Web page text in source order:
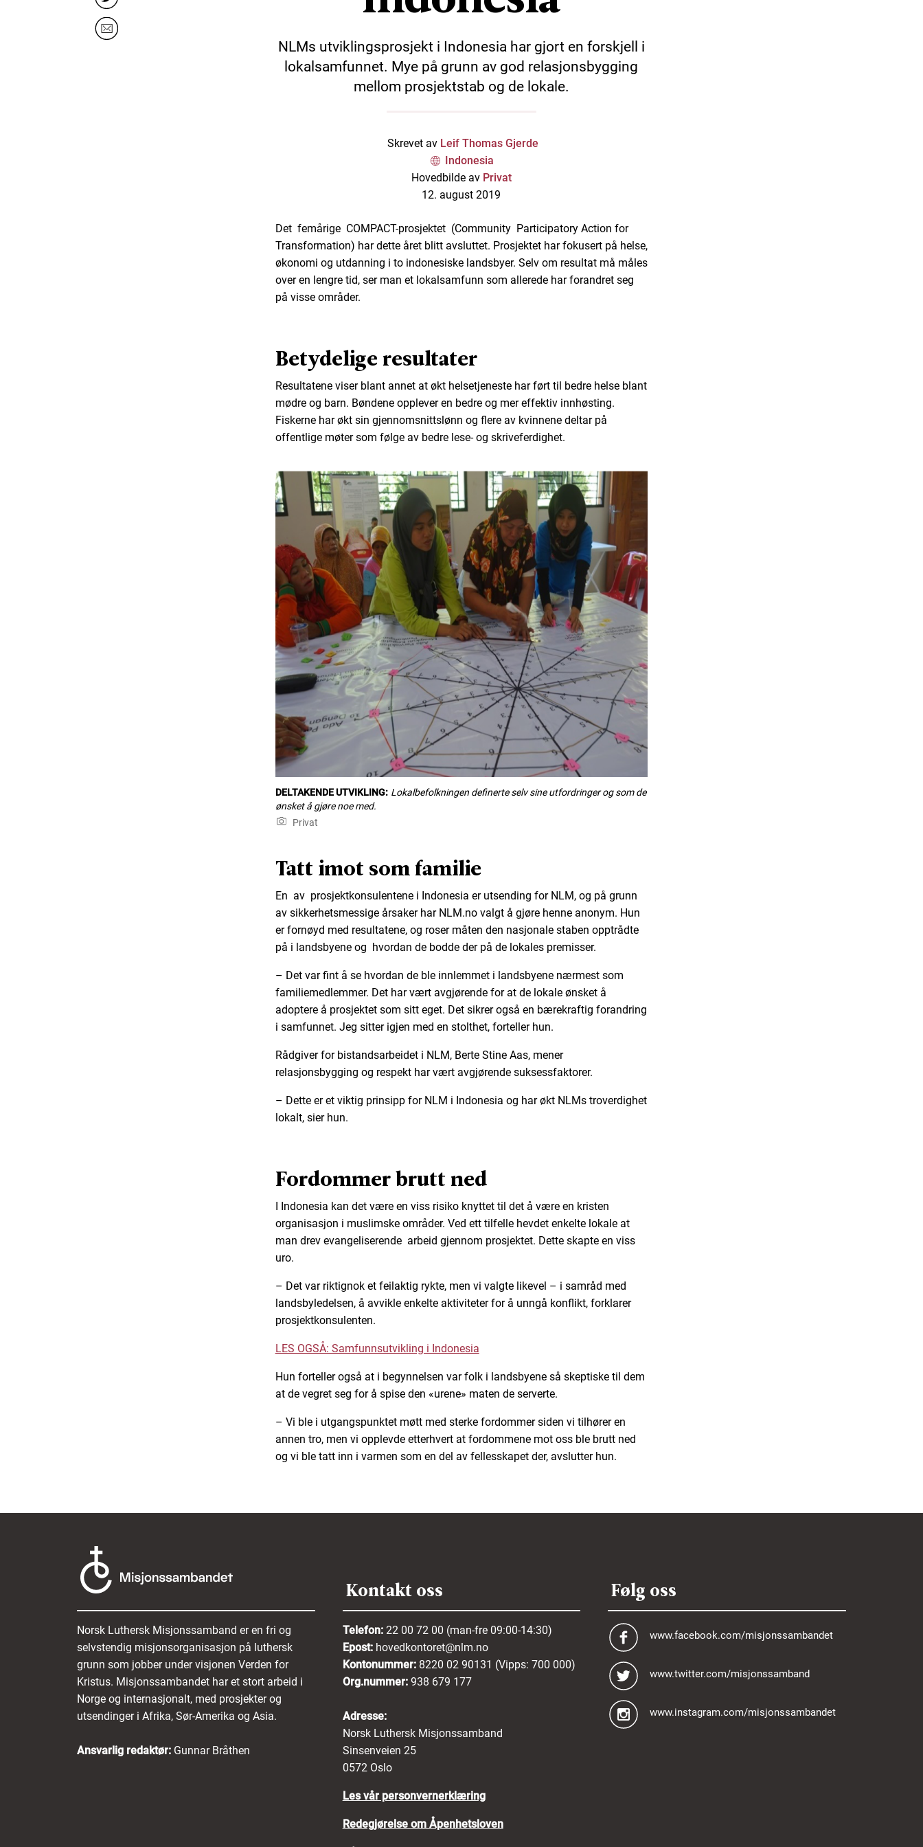
NLMs utviklingsprosjekt i Indonesia har gjort en forskjell i
lokalsamfunnet. Mye på grunn av god relasjonsbygging
mellom prosjektstab og de lokale.
Skrevet av Leif Thomas Gjerde
Indonesia
Hovedbilde av Privat
12. august 2019
Det femårige COMPACT-prosjektet (Community Participatory Action for
Transformation) har dette året blitt avsluttet. Prosjektet har fokusert på helse,
økonomi og utdanning i to indonesiske landsbyer. Selv om resultat må måles
over en lengre tid, ser man et lokalsamfunn som allerede har forandret seg
på visse områder.
Betydelige resultater
Resultatene viser blant annet at økt helsetjeneste har ført til bedre helse blant
mødre og barn. Bøndene opplever en bedre og mer effektiv innhøsting.
Fiskerne har økt sin gjennomsnittslønn og flere av kvinnene deltar på
offentlige møter som følge av bedre lese- og skriveferdighet.
DELTAKENDE UTVIKLING: Lokalbefolkningen definerte selv sine utfordringer og som de
ønsket å gjøre noe med.
Privat
Tatt imot som familie
En av prosjektkonsulentene i Indonesia er utsending for NLM, og på grunn
av sikkerhetsmessige årsaker har NLM.no valgt å gjøre henne anonym. Hun
er fornøyd med resultatene, og roser måten den nasjonale staben opptrådte
på i landsbyene og hvordan de bodde der på de lokales premisser.
– Det var fint å se hvordan de ble innlemmet i landsbyene nærmest som
familiemedlemmer. Det har vært avgjørende for at de lokale ønsket å
adoptere å prosjektet som sitt eget. Det sikrer også en bærekraftig forandring
i samfunnet. Jeg sitter igjen med en stolthet, forteller hun.
Rådgiver for bistandsarbeidet i NLM, Berte Stine Aas, mener
relasjonsbygging og respekt har vært avgjørende suksessfaktorer.
– Dette er et viktig prinsipp for NLM i Indonesia og har økt NLMs troverdighet
lokalt, sier hun.
Fordommer brutt ned
I Indonesia kan det være en viss risiko knyttet til det å være en kristen
organisasjon i muslimske områder. Ved ett tilfelle hevdet enkelte lokale at
man drev evangeliserende arbeid gjennom prosjektet. Dette skapte en viss
uro.
– Det var riktignok et feilaktig rykte, men vi valgte likevel – i samråd med
landsbyledelsen, å avvikle enkelte aktiviteter for å unngå konflikt, forklarer
prosjektkonsulenten.
LES OGSÅ: Samfunnsutvikling i Indonesia
Hun forteller også at i begynnelsen var folk i landsbyene så skeptiske til dem
at de vegret seg for å spise den «urene» maten de serverte.
– Vi ble i utgangspunktet møtt med sterke fordommer siden vi tilhører en
annen tro, men vi opplevde etterhvert at fordommene mot oss ble brutt ned
og vi ble tatt inn i varmen som en del av fellesskapet der, avslutter hun.
Norsk Luthersk Misjonssamband er en fri og
selvstendig misjonsorganisasjon på luthersk
grunn som jobber under visjonen Verden for
Kristus. Misjonssambandet har et stort arbeid i
Norge og internasjonalt, med prosjekter og
utsendinger i Afrika, Sør-Amerika og Asia.
Ansvarlig redaktør: Gunnar Bråthen
Kontakt oss
Telefon: 22 00 72 00 (man-fre 09:00-14:30)
Epost: hovedkontoret@nlm.no
Kontonummer: 8220 02 90131 (Vipps: 700 000)
Org.nummer: 938 679 177
Adresse:
Norsk Luthersk Misjonssamband
Sinsenveien 25
0572 Oslo
Les vår personvernerklæring
Redegjørelse om Åpenhetsloven
Følg oss
www.facebook.com/misjonssambandet
www.twitter.com/misjonssamband
www.instagram.com/misjonssambandet